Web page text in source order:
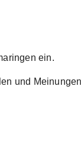
ein.
und